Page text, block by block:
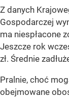
Z danych
Gospodarczej
ma niespłacone
Jeszcze rok
zł. Średnie
Pralnie, choć
obejmowane